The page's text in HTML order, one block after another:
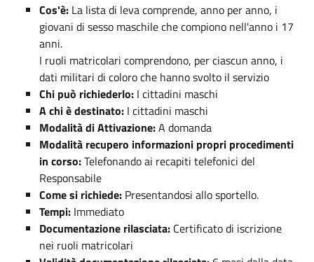
Cos'è: La lista di leva comprende, anno per anno, i
giovani di sesso maschile che compiono nell'anno i 17
anni.
I ruoli matricolari comprendono, per ciascun anno, i
dati militari di coloro che hanno svolto il servizio
Chi può richiederlo: I cittadini maschi
A chi è destinato: I cittadini maschi
Modalità di Attivazione:A domanda
Modalità recupero informazioni propri procedimenti
in corso:Telefonando ai recapiti telefonici del
Responsabile
Come si richiede: Presentandosi allo sportello.
Tempi: Immediato
Documentazione rilasciata: Certificato di iscrizione
nei ruoli matricolari